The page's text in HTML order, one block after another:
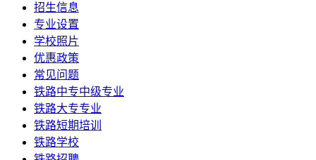
招生信息
专业设置
学校照片
优惠政策
常见问题
铁路中专中级专业
铁路大专专业
铁路短期培训
铁路学校